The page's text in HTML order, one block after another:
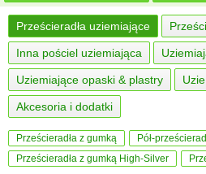
Prześcieradła uziemiające
Inna pościel uziemiająca
Uziemiające opaski & plastry
Akcesoria i dodatki
Prześcieradła z gumką
Pół-
Prześcieradła z gumką High-Silver